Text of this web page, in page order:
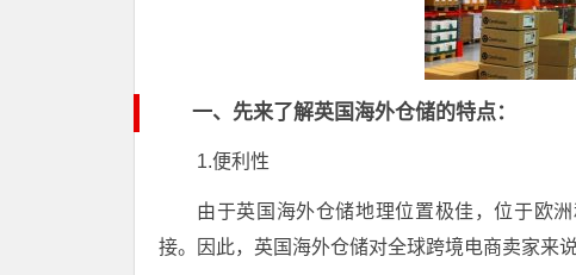
一、先来了解英国海外仓储的特点：
1.便利性
由于英国海外仓储地理位置极佳，位于欧
接。因此，英国海外仓储对全球跨境电商卖家来